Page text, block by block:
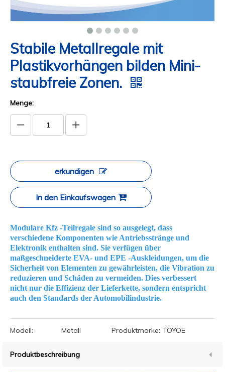
Stabile Metallregale mit
Plastikvorhängen bilden Mini-
staubfreie Zonen.
Menge:
erkundigen
In den Einkaufswagen
Modulare Kfz -Teilregale sind so ausgelegt, dass
verschiedene Komponenten wie Antriebsstränge und
Elektronik enthalten sind. Sie verfügen über
maßgeschneiderte EVA- und EPE -Auskleidungen, um die
Sicherheit von Elementen zu gewährleisten, die Vibration zu
reduzieren und Schäden zu vermeiden. Dies verbessert
nicht nur die Effizienz der Lieferkette, sondern entspricht
auch den Standards der Automobilindustrie.
Modell: Metall Produktmarke: TOYOE
Produktbeschreibung